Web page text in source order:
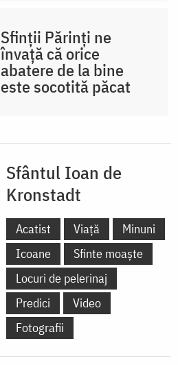
Sfinții Părinți ne
învață că orice
abatere de la bine
este socotită păcat
Sfântul Ioan de
Kronstadt
Acatist Viață
Minuni
Icoane
Sfinte moaște
Locuri de pelerinaj
Predici
Video
Fotografii